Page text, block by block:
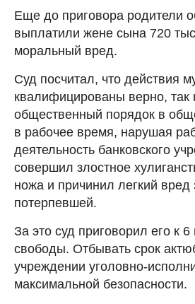
Еще до приговора родители
выплатили жене сына 720
моральный вред.
Суд посчитал, что действия
квалифицированы верно, так
общественный порядок в
в рабочее время, нарушая
деятельность банковского
совершил злостное
ножа и причинил легкий вред
потерпевшей.
За это суд приговорил его к
свободы. Отбывать срок
учреждении уголовно-
максимальной безопасности.